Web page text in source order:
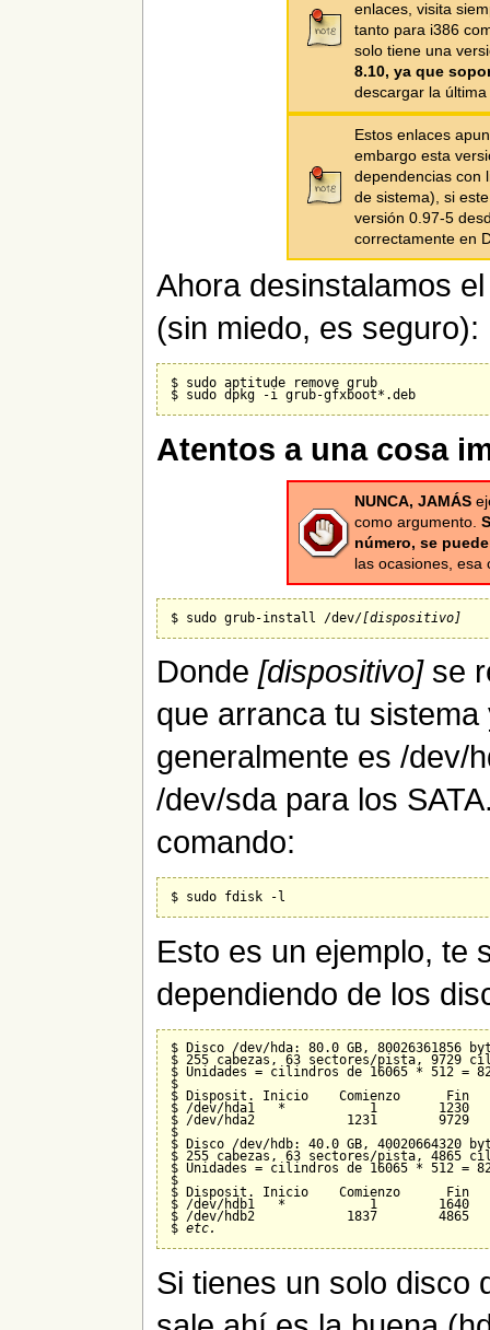
enlaces, visita
tanto para i386
solo tiene una
8.10, ya que
descargar la
Estos enlaces
embargo esta
dependencias con
de sistema), si
versión 0.97-5
correctamente en
Ahora desinstalamos
(sin miedo, es seguro):
$ sudo aptitude remove grub
Atentos a una cosa
NUNCA, JAMÁS
como argumento.
número, se
las ocasiones, esa
$ sudo grub-install /dev/[dispositivo]
Donde [dispositivo]se
que arranca tu
generalmente es /dev/
/dev/sda para los
comando:
Esto es un ejemplo, te
dependiendo de los
$ Disco /dev/hda: 80.0 GB, 80026361856
$ 255 cabezas, 63 sectores/pista, 9729
$ Unidades = cilindros de 16065 * 512 =
$
$ Disposit. Inicio    Comienzo      Fin
$ /dev/hda1   *           1        1230
$ /dev/hda2            1231        9729
$
$ Disco /dev/hdb: 40.0 GB, 40020664320
$ 255 cabezas, 63 sectores/pista, 4865
$ Unidades = cilindros de 16065 * 512 =
$
$ Disposit. Inicio    Comienzo      Fin
$ /dev/hdb1   *           1        1640
$ /dev/hdb2            1837        4865
$ etc.
Si tienes un solo disco